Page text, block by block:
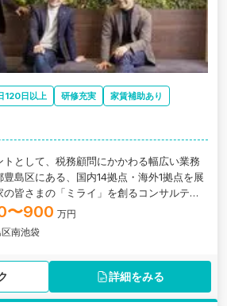
120日以上 研修充実
家賃補助あり
として、税務顧問にかかわる幅広い業務
島区にある、国内14拠点・海外1拠点を展
皆さまの「ミライ」を創るコンサルティ
求人です。
〜900 万円
南池袋
詳細をみる